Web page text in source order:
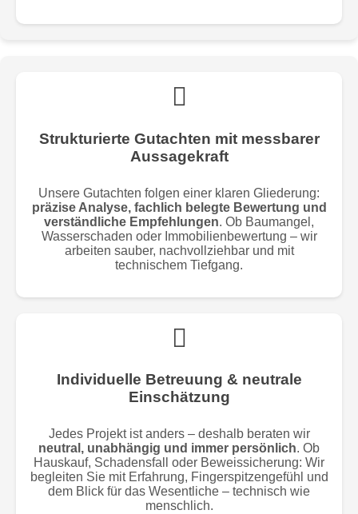
Strukturierte Gutachten mit messbarer
Aussagekraft
Unsere Gutachten folgen einer klaren Gliederung:
präzise Analyse, fachlich belegte Bewertung und
verständliche Empfehlungen. Ob Baumangel,
Wasserschaden oder Immobilienbewertung – wir
arbeiten sauber, nachvollziehbar und mit
technischem Tiefgang.
Individuelle Betreuung & neutrale
Einschätzung
Jedes Projekt ist anders – deshalb beraten wir
neutral, unabhängig und immer persönlich. Ob
Hauskauf, Schadensfall oder Beweissicherung: Wir
begleiten Sie mit Erfahrung, Fingerspitzengefühl und
dem Blick für das Wesentliche – technisch wie
menschlich.